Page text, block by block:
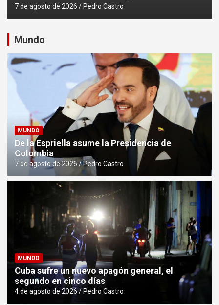
6 de agosto de 2026 Pedro Castro
Mundo
MUNDO
De la Espriella asume la Presidencia de
Colombia
7 de agosto de 2026 Pedro Castro
MUNDO
Cuba sufre un nuevo apagón general, el
segundo en cinco días
4 de agosto de 2026 Pedro Castro